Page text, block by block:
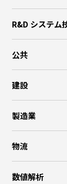
R&D システム
公共
建設
製造業
物流
数値解析